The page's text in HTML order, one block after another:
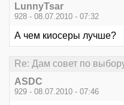
LunnyTsar
928 - 08.07.2010 - 07:32
А чем киосеры лучше?
Re: Дам совет по
ASDC
929 - 08.07.2010 - 07:46